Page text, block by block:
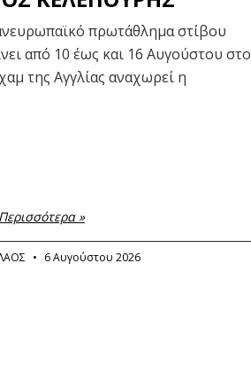
πρωτάθλημα στίβου
από 10 έως και 16 Αυγούστου στο
της Αγγλίας αναχωρεί η
»
6 Αυγούστου 2026